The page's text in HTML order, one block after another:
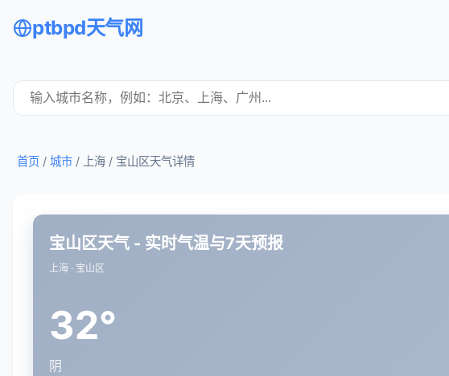
ptbpd天气网
首页 / 城市 / 上海 / 宝山区天气详情
宝山区天气 - 实时气温与7天预报
上海 · 宝山区
32°
阴